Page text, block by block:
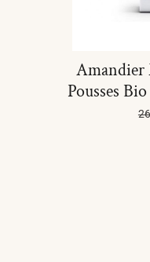
Amandier
Pousses